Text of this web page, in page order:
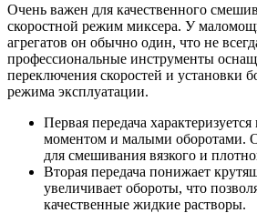
Очень важен для качественного
скоростной режим миксера. У
агрегатов он обычно один, что не
профессиональные инструменты
переключения скоростей и установки
режима эксплуатации.
Первая передача
моментом и малыми оборотами.
для смешивания вязкого и
Вторая передача понижает
увеличивает обороты, что
качественные жидкие растворы.